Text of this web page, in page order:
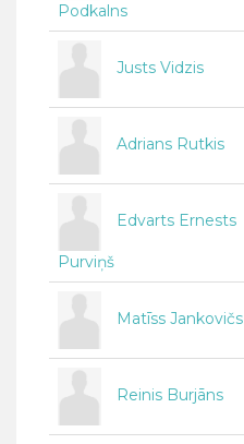
Podkalns
Justs Vidzis
Adrians Rutkis
Edvarts Ernests
Purviņš
Matīss Jankovičs
Reinis Burjāns